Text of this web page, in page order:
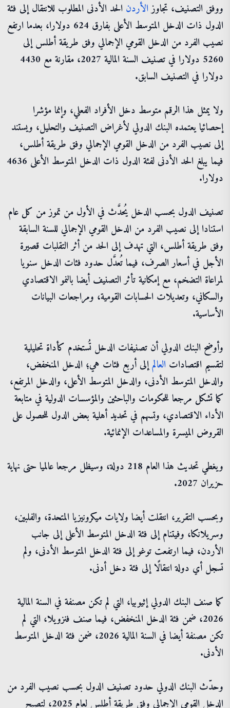
ووفق التصنيف، تجاوزالأردن الحد الأدنى المطلوب للانتقال إلى فئة
الدول ذات الدخل المتوسط الأعلى بفارق 624 دولارا، بعدما ارتفع
نصيب الفرد من الدخل القومي الإجمالي وفق طريقة أطلس إلى
5260 دولارا في تصنيف السنة المالية 2027، مقارنة مع 4430
دولارا في التصنيف السابق.
ولا يمثل هذا الرقم متوسط دخل الأفراد الفعلي، وإنما مؤشرا
إحصائيا يعتمده البنك الدولي لأغراض التصنيف والتحليل، ويستند
إلى نصيب الفرد من الدخل القومي الإجمالي وفق طريقة أطلس،
فيما يبلغ الحد الأدنى لفئة الدول ذات الدخل المتوسط الأعلى 4636
دولارا.
تصنيف الدول بحسب الدخل يُحدَّث في الأول من تموز من كل عام
استنادا إلى نصيب الفرد من الدخل القومي الإجمالي للسنة السابقة
وفق طريقة أطلس، التي تهدف إلى الحد من أثر التقلبات قصيرة
الأجل في أسعار الصرف، فيما تُعدَّل حدود فئات الدخل سنويا
لمراعاة التضخم، مع إمكانية تأثر التصنيف أيضا بالنمو الاقتصادي
والسكاني، وتعديلات الحسابات القومية، ومراجعات البيانات
الأساسية.
وأوضح البنك الدولي أن تصنيفات الدخل تُستخدم كأداة تحليلية
لتقسيم اقتصادات العالمإلى أربع فئات هي؛ الدخل المنخفض،
والدخل المتوسط الأدنى، والدخل المتوسط الأعلى، والدخل المرتفع،
كما تشكل مرجعا للحكومات والباحثين والمؤسسات الدولية في متابعة
الأداء الاقتصادي، وتسهم في تحديد أهلية بعض الدول للحصول على
القروض الميسرة والمساعدات الإنمائية.
ويغطي تحديث هذا العام 218 دولة، وسيظل مرجعا عالميا حتى نهاية
حزيران 2027.
وبحسب التقرير، انتقلت أيضا ولايات ميكرونيزيا المتحدة، والفلبين،
وسريلانكا، وفيتنام إلى فئة الدخل المتوسط الأعلى إلى جانب
الأردن، فيما ارتفعت توغو إلى فئة الدخل المتوسط الأدنى، ولم
تسجل أي دولة انتقالًا إلى فئة دخل أدنى.
كما صنف البنك الدولي إثيوبيا، التي لم تكن مصنفة في السنة المالية
2026، ضمن فئة الدخل المنخفض، فيما صنف فنزويلا، التي لم
تكن مصنفة أيضا في السنة المالية 2026، ضمن فئة الدخل المتوسط
الأدنى.
وحدّث البنك الدولي حدود تصنيف الدول بحسب نصيب الفرد من
الدخل القومي الإجمالي وفق طريقة أطلس لعام 2025، لتصبح